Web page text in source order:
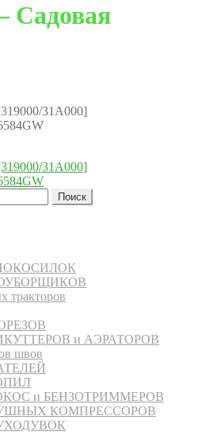
Садовая
31A000]
31A000]
Поиск
тракторов
и АЭРАТОРОВ
швов
и БЕНЗОТРИММЕРОВ
КОМПРЕССОРОВ